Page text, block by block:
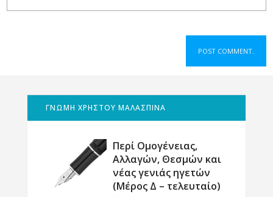
ΓΝΩΜΗ ΧΡΗΣΤΟΥ ΜΑΛΑΣΠΙΝΑ
Περί Ομογένειας,
Αλλαγών, Θεσμών και
νέας γενιάς ηγετών
(Μέρος Δ – τελευταίο)